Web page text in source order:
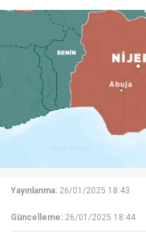
Yayınlanma: 26/01/2025 18:43
Güncelleme: 26/01/2025 18:44